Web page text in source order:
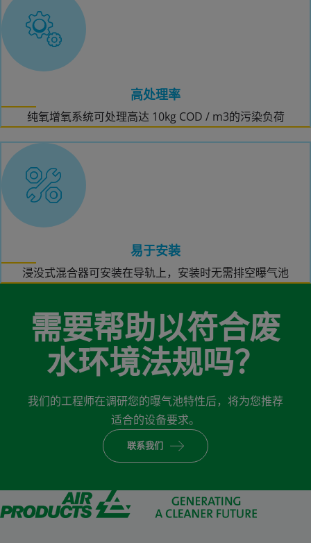
高处理率
纯氧增氧系统可处理高达 10kg COD / m3的污染负荷
易于安装
浸没式混合器可安装在导轨上，安装时无需排空曝气池
需要帮助以符合废
水环境法规吗？
我们的工程师在调研您的曝气池特性后，将为您推荐
适合的设备要求。
联系我们